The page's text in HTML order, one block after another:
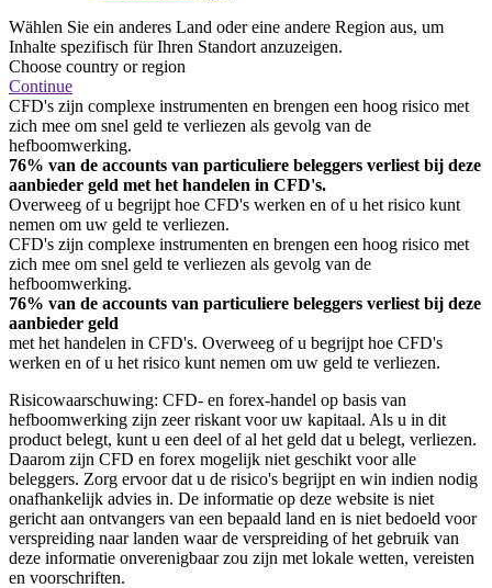
Wählen Sie ein anderes Land oder eine andere Region aus, um
Inhalte spezifisch für Ihren Standort anzuzeigen.
Choose country or region
Continue
CFD's zijn complexe instrumenten en brengen een hoog risico met
zich mee om snel geld te verliezen als gevolg van de
hefboomwerking.
76% van de accounts van particuliere beleggers verliest bij deze
aanbieder geld met het handelen in CFD's.
Overweeg of u begrijpt hoe CFD's werken en of u het risico kunt
nemen om uw geld te verliezen.
CFD's zijn complexe instrumenten en brengen een hoog risico met
zich mee om snel geld te verliezen als gevolg van de
hefboomwerking.
76% van de accounts van particuliere beleggers verliest bij deze
aanbieder geld
met het handelen in CFD's. Overweeg of u begrijpt hoe CFD's
werken en of u het risico kunt nemen om uw geld te verliezen.
Risicowaarschuwing: CFD- en forex-handel op basis van
hefboomwerking zijn zeer riskant voor uw kapitaal. Als u in dit
product belegt, kunt u een deel of al het geld dat u belegt, verliezen.
Daarom zijn CFD en forex mogelijk niet geschikt voor alle
beleggers. Zorg ervoor dat u de risico's begrijpt en win indien nodig
onafhankelijk advies in. De informatie op deze website is niet
gericht aan ontvangers van een bepaald land en is niet bedoeld voor
verspreiding naar landen waar de verspreiding of het gebruik van
deze informatie onverenigbaar zou zijn met lokale wetten, vereisten
en voorschriften.